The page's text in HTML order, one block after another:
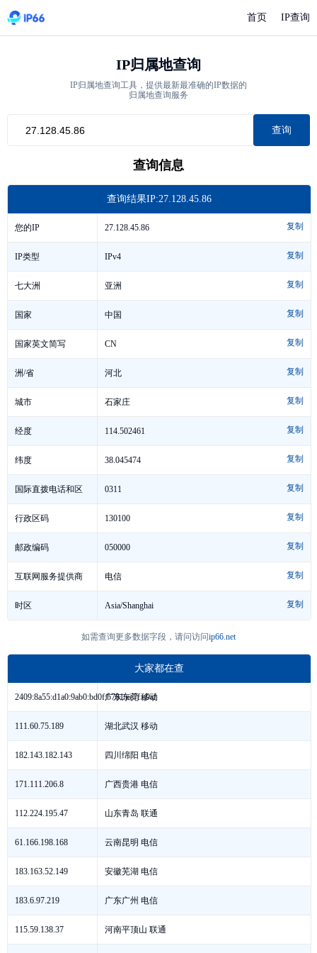
首页 IP查询
IP归属地查询
IP归属地查询工具，提供最新最准确的IP数据的
归属地查询服务
查询
查询信息
查询结果IP:27.128.45.86
您的IP 27.128.45.86 复制
IP类型 IPv4 复制
七大洲 亚洲 复制
国家 中国 复制
国家英文简写 CN 复制
洲/省 河北 复制
城市 石家庄 复制
经度 114.502461 复制
纬度 38.045474 复制
国际直拨电话和区
号
0311 复制
行政区码 130100 复制
邮政编码 050000 复制
互联网服务提供商 电信 复制
时区 Asia/Shanghai 复制
如需查询更多数据字段，请问访问ip66.net
大家都在查
2409:8a55:d1a0:9ab0:bd0f:b781:ee7f:a9af
广东东莞 移动
111.60.75.189 湖北武汉 移动
182.143.182.143 四川绵阳 电信
171.111.206.8 广西贵港 电信
112.224.195.47 山东青岛 联通
61.166.198.168 云南昆明 电信
183.163.52.149 安徽芜湖 电信
183.6.97.219 广东广州 电信
115.59.138.37 河南平顶山 联通